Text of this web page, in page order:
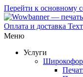
Перейти к основному
Оплата и доставка
Меню
Услуги